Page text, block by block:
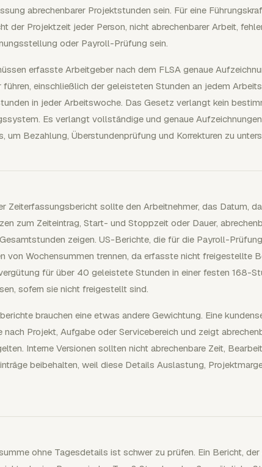
abrechenbarer Projektstunden sein. Für eine
der Projektzeit jeder Person, nicht abrechenbarer Arbeit,
oder Payroll-Prüfung sein.
erfasste Arbeitgeber nach dem FLSA genaue
führen, einschließlich der geleisteten Stunden an jedem
in jeder Arbeitswoche. Das Gesetz verlangt kein
Es verlangt vollständige und genaue
um Bezahlung, Überstundenprüfung und Korrekturen zu
Zeiterfassungsbericht sollte den Arbeitnehmer, das Datum,
zum Zeiteintrag, Start- und Stoppzeit oder Dauer,
zeigen. US-Berichte, die für die Payroll-
von Wochensummen trennen, da erfasste nicht freigestellte
für über 40 geleistete Stunden in einer festen 168-
sofern sie nicht freigestellt sind.
brauchen eine etwas andere Gewichtung. Eine
nach Projekt, Aufgabe oder Servicebereich und zeigt
Interne Versionen sollten nicht abrechenbare Zeit,
beibehalten, weil diese Details Auslastung,
ohne Tagesdetails ist schwer zu prüfen. Ein Bericht,